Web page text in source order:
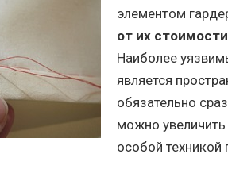
элементом
от их стоимости
Наиболее
является
обязательно
можно
особой техникой